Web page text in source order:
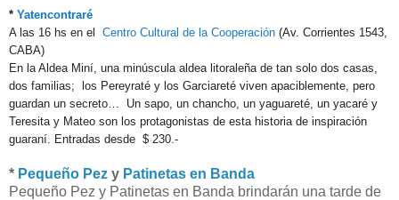
* Yatencontraré
A las 16 hs en el Centro Cultural de la Cooperación (Av. Corrientes 1543,
CABA)
En la Aldea Miní, una minúscula aldea litoraleña de tan solo dos casas,
dos familias; los Pereyraté y los Garciareté viven apaciblemente, pero
guardan un secreto… Un sapo, un chancho, un yaguareté, un yacaré y
Teresita y Mateo son los protagonistas de esta historia de inspiración
guaraní. Entradas desde $ 230.-
* Pequeño Pez y Patinetas en Banda
Pequeño Pez y Patinetas en Banda brindarán una tarde de